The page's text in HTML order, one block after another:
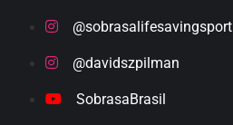
@sobrasalifesavingsport
@davidszpilman
SobrasaBrasil